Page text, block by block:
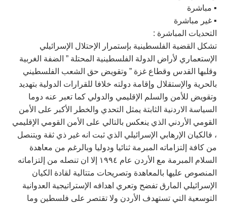
▪️︎ مباشرة
▪️︎ غير مباشرة
التحديات المباشرة :
تشكل القضية الفلسطينية بإستمرار الإحتلال الإسرائيلي
الإستعماري لأراض الدولة الفلسطينية المحتلة ” الضفة الغربية
وقلبها القدس وقطاع غزة ” وتقويض حق الشعب الفلسطيني
بالحرية والإستقلال وإقامة دولته خلافا للقرارات الدولية بتهديد
وتقويض للأمن والسلم الإقليمي والدولي كما تعبر عنه دوما
السياسة الاردنية الثابتة يمثل التحدي والخطر الأكبر على الأمن
القومي الأردني الذي ينعكس بالتالي على الأمن القومي الإقليمي
، فالكيان الإرهابي الإسرائيلي الذي ثبت انه غير ذي ثقة ويتنصل
من كافة إلتزاماته المبرمة ثنائيا ودوليا وبالرغم من معاهدة
السلام المبرمة مع الأردن عام ١٩٩٤ إلا ان تنصله من إلتزاماته
المنصوص عليها بالمعاهدة وتصريحات متتالية لقادة الكيان
الإسرائيلي المارق تفضح وتعري اهدافه الإستراتيجية العدوانية
التوسعية التي تستهدف الأردن ولا تقتصر على فلسطين وما